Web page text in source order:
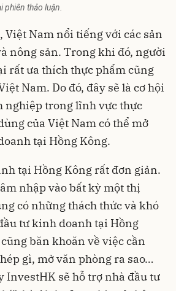
thảo luận.
Việt Nam nổi tiếng với các sản
nông sản. Trong khi đó, người
rất ưa thích thực phẩm cũng
Nam. Do đó, đây sẽ là cơ hội
nghiệptrong lĩnh vực thực
của Việt Nam có thể mở
tại Hồng Kông.
tại Hồng Kông rất đơn giản.
nhập vào bất kỳ một thị
có những thách thức và khó
tư kinh doanh tại Hồng
băn khoăn về việc cần
gì, mở văn phòng ra sao…
InvestHK sẽ hỗ trợ nhà đầu tư